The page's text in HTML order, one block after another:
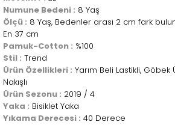
Numune Bedeni : 8 Yaş
Ölçü : 8 Yaş, Bedenler arası 2 cm fark
En 37 cm
Pamuk-Cotton : %100
Stil : Trend
Ürün Özellikleri : Yarım Beli Lastikli, Göbek
Nakışlı
Ürün Sezonu : 2019 / 4
Yaka : Bisiklet Yaka
Yıkama Derecesi : 40 Derece